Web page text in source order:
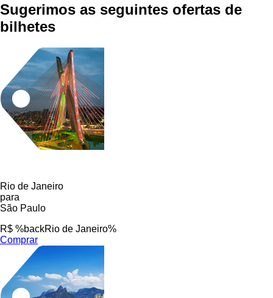
Sugerimos as seguintes ofertas de
bilhetes
Rio de Janeiro
para
São Paulo
R$ %backRio de Janeiro%
Comprar